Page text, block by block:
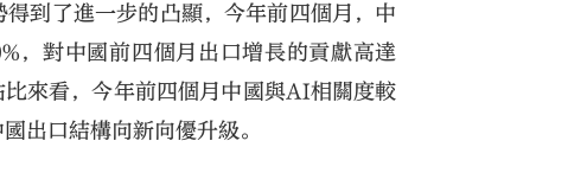
到了進一步的凸顯，今年前四個月，中
，對中國前四個月出口增長的貢獻高達
來看，今年前四個月中國與AI相關度較
出口結構向新向優升級。